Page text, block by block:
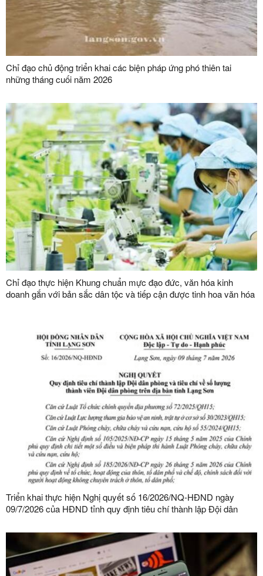
Chỉ đạo chủ động triển khai các biện pháp ứng phó thiên tai
những tháng cuối năm 2026
Chỉ đạo thực hiện Khung chuẩn mực đạo đức, văn hóa kinh
doanh gắn với bản sắc dân tộc và tiếp cận được tinh hoa văn hóa
Triển khai thực hiện Nghị quyết số 16/2026/NQ-HĐND ngày
09/7/2026 của HĐND tỉnh quy định tiêu chí thành lập Đội dân
bàn tỉnh